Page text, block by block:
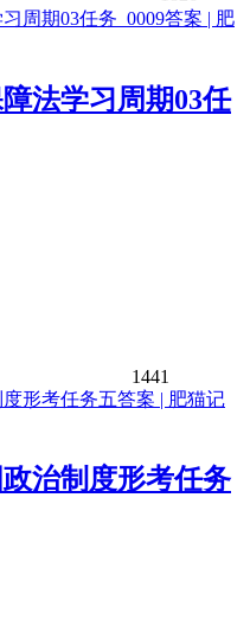
法学习周期03任
1441
治制度形考任务